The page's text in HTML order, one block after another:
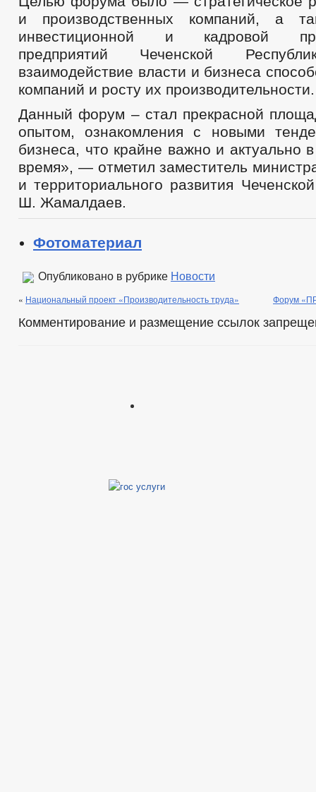
и производственных компаний, а
инвестиционной и кадровой
предприятий Чеченской
взаимодействие власти и бизнеса
компаний и росту их производительности.
Данный форум – стал прекрасной
опытом, ознакомления с новыми
бизнеса, что крайне важно и актуально
время», — отметил заместитель
и территориального развития
Ш. Жамалдаев.
Фотоматериал
Опубликовано в рубрике Новости
« Национальный проект «Производительность труда» Форум
Комментирование и размещение ссылок